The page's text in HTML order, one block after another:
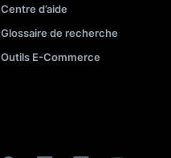
Centre d’aide
Glossaire de recherche
Outils E-Commerce